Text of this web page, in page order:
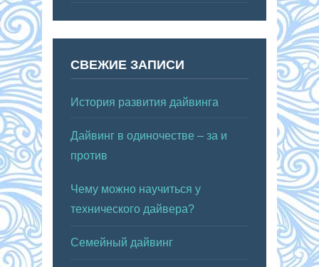
СВЕЖИЕ ЗАПИСИ
История развития дайвинга
Дайвинг в одиночестве – за и
против
Чему можно научиться у
технического дайвера?
Семейный дайвинг